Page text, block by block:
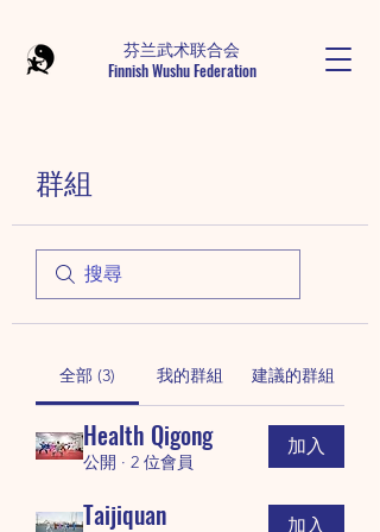
芬兰武术联合会
Finnish Wushu Federation
群組
全部 (3) 我的群組 建議的群組
Health Qigong
公開 · 2 位會員
加入
Taijiquan 加入